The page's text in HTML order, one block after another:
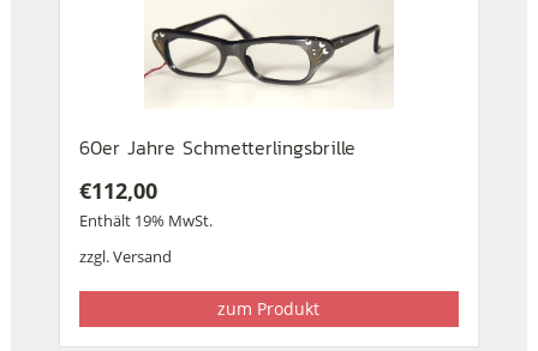
60er Jahre Schmetterlingsbrille
€112,00
Enthält 19% MwSt.
zzgl.Versand
zum Produkt